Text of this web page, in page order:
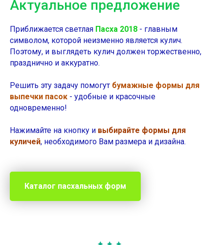
Актуальное предложение
Приближается светлая Пасха 2018 - главным
символом, которой неизменно является кулич.
Поэтому, и выглядеть кулич должен торжественно,
празднично и аккуратно.
Решить эту задачу помогут бумажные формы для
выпечки пасок - удобные и красочные
одновременно!
Нажимайте на кнопку и выбирайте формы для
куличей, необходимого Вам размера и дизайна.
Каталог пасхальных форм